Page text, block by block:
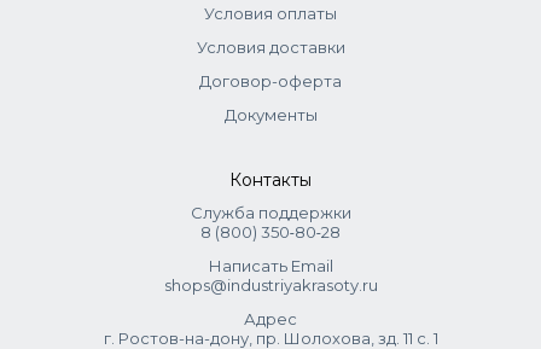
Условия оплаты
Условия доставки
Договор-оферта
Документы
Контакты
Служба поддержки
8 (800) 350‑80‑28
Написать Email
shops@industriyakrasoty.ru
Адрес
г. Ростов-на-дону, пр. Шолохова, зд. 11 с. 1